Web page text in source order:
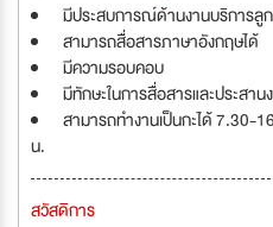
มีประสบการณ์ด้านงานบริการลู
สามารถสื่อสารภาษาอังกฤษได้
มีความรอบคอบ
มีทักษะในการสื่อสารและประสาน
สามารถทำงานเป็นกะได้
น.
สวัสดิการ